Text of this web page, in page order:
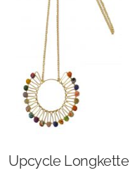
Upcycle Longkette